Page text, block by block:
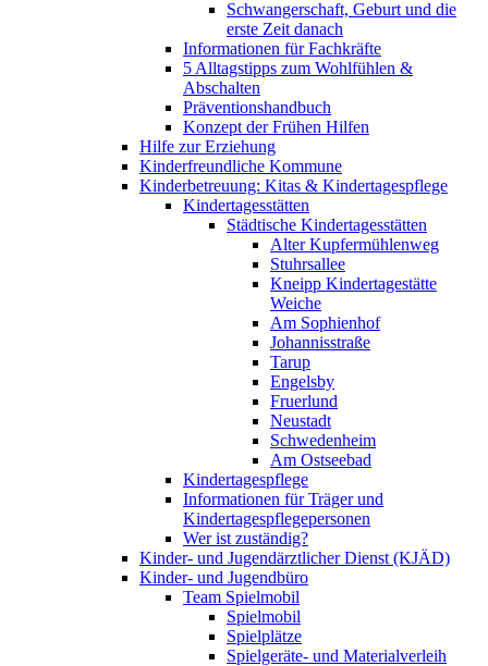
Schwangerschaft, Geburt und die
erste Zeit danach
Informationen für Fachkräfte
5 Alltagstipps zum Wohlfühlen &
Abschalten
Präventionshandbuch
Konzept der Frühen Hilfen
Hilfe zur Erziehung
Kinderfreundliche Kommune
Kinderbetreuung: Kitas & Kindertagespflege
Kindertagesstätten
Städtische Kindertagesstätten
Alter Kupfermühlenweg
Stuhrsallee
Kneipp Kindertagestätte
Weiche
Am Sophienhof
Johannisstraße
Tarup
Engelsby
Fruerlund
Neustadt
Schwedenheim
Am Ostseebad
Kindertagespflege
Informationen für Träger und
Kindertagespflegepersonen
Wer ist zuständig?
Kinder- und Jugendärztlicher Dienst (KJÄD)
Kinder- und Jugendbüro
Team Spielmobil
Spielmobil
Spielplätze
Spielgeräte- und Materialverleih